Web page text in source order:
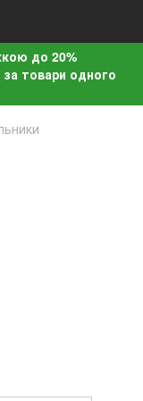
до 20%
товари одного